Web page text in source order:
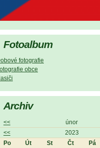
Fotoalbum
fotografie
obce
Archiv
<< únor
<<
2023
Po
Út St Čt Pá